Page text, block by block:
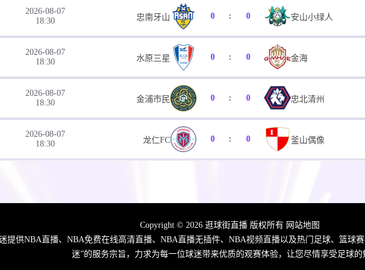
2026-08-07
18:30
忠南牙山 0 : 0 安山小绿人
2026-08-07
18:30
水原三星 0 : 0 金海
2026-08-07
18:30
金浦市民 0 : 0 忠北清州
2026-08-07
18:30
龙仁FC 0 : 0 釜山偶像
Copyright © 2026 逛球街直播 版权所有 网站地图
提供NBA直播、NBA免费在线高清直播、NBA直播无插件、NBA视频直播以及热门足球、篮球
迷”的服务宗旨，力求为每一位球迷带来优质的观赛体验，让您尽情享受足球的